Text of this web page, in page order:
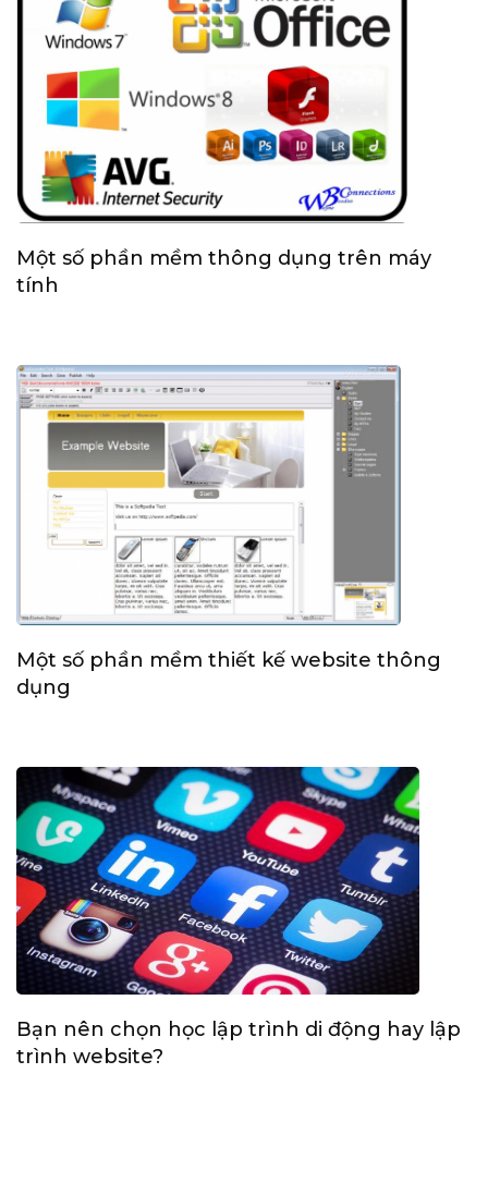
Một số phần mềm thông dụng trên máy
tính
Một số phần mềm thiết kế website thông
dụng
Bạn nên chọn học lập trình di động hay lập
trình website?